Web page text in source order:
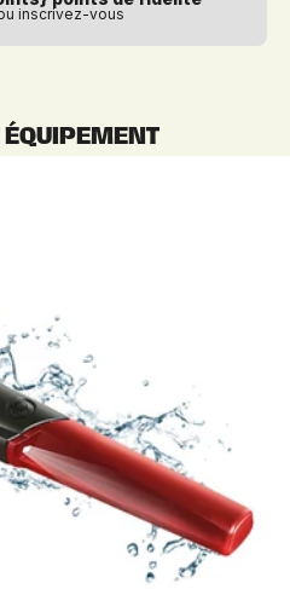
inscrivez-vous